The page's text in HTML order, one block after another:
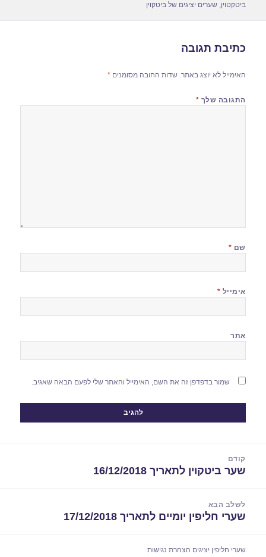
ביטקטוין,שערים יציגים של ביטקוין
כתיבת תגובה
האימייל לא יוצג באתר. שדות החובה מסומנים*
התגובה שלך *
שם *
אימייל *
אתר
שמור בדפדפן זה את השם, האימייל והאתר שלי לפעם הבאה שאגיב.
קודם
הפוסט
שער ביטקוין לתאריך 16/12/2018
לשלב הבא
הפוסט
שערי חליפין יומיים לתאריך 17/12/2018
שערי חליפין יציגים הצהרת נגישות